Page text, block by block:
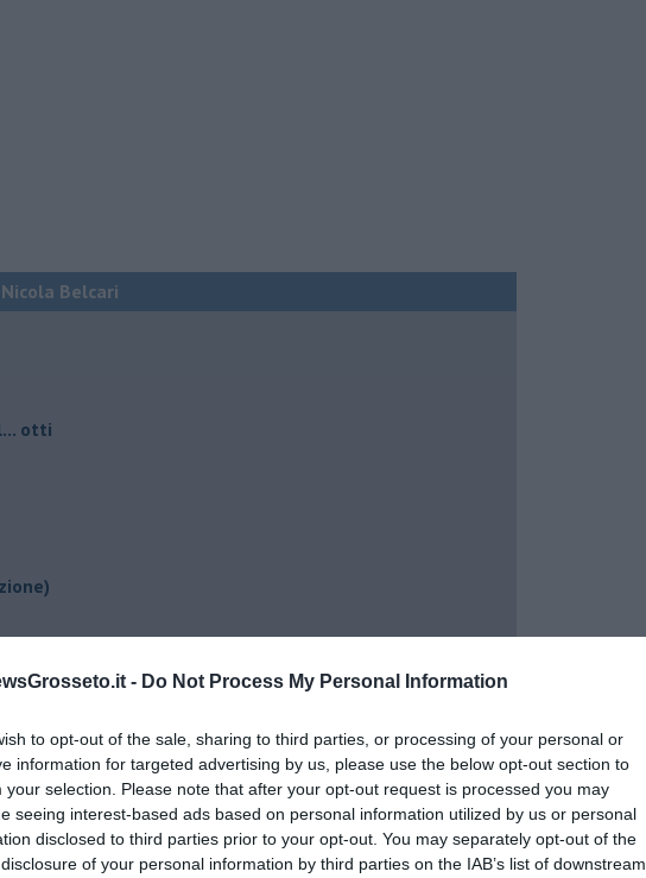
- Do Not Process My Personal Information
to opt-out of the sale, sharing to third parties, or processing of your personal or
information for targeted advertising by us, please use the below opt-out section to
your selection. Please note that after your opt-out request is processed you may
seeing interest-based ads based on personal information utilized by us or personal
disclosed to third parties prior to your opt-out. You may separately opt-out of the
of your personal information by third parties on the IAB’s list of downstream
Belcari
otti